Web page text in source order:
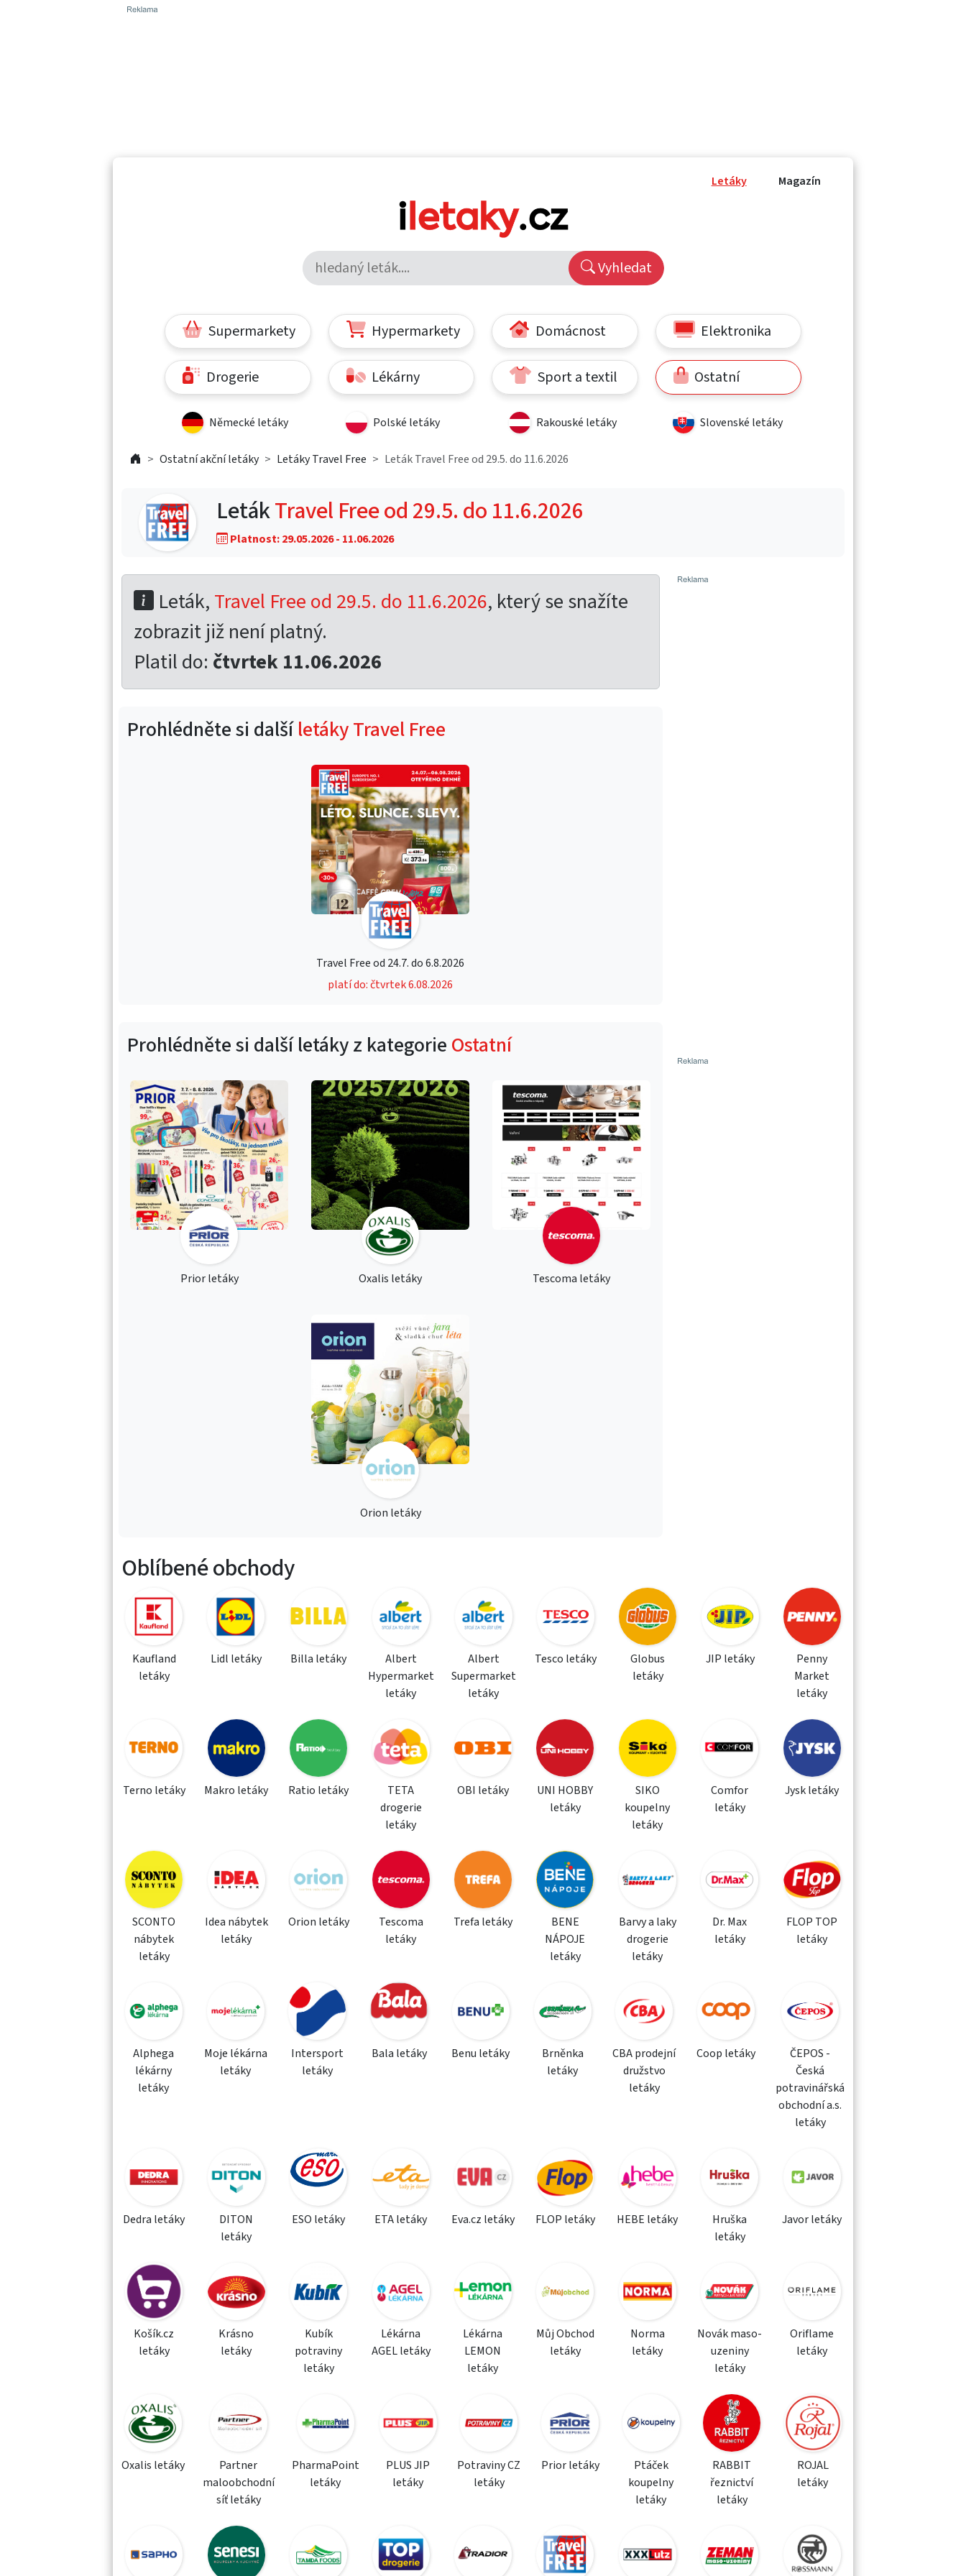
Letáky Magazín
Vyhledat
Supermarkety Hypermarkety Domácnost Elektronika
Drogerie Lékárny Sport a textil Ostatní
Německé letáky Polské letáky Rakouské letáky Slovenské letáky
Ostatní akční letáky Letáky Travel Free Leták Travel Free od 29.5. do 11.6.2026
LetákTravel Free od 29.5. do 11.6.2026
Platnost: 29.05.2026 - 11.06.2026
Leták, Travel Free od 29.5. do 11.6.2026, který se snažíte
zobrazit již není platný.
Platil do: čtvrtek 11.06.2026
Prohlédněte si dalšíletáky Travel Free
Travel Free od 24.7. do 6.8.2026
platí do: čtvrtek 6.08.2026
Prohlédněte si další letáky z kategorie Ostatní
Prior letáky Oxalis letáky Tescoma letáky
Orion letáky
Oblíbené obchody
Kaufland
letáky
Lidl letáky Billa letáky
Albert
Hypermarket
letáky
Albert
Supermarket
letáky
Tesco letáky
Globus
letáky
JIP letáky
Penny
Market
letáky
Terno letáky Makro letáky Ratio letáky
TETA
drogerie
letáky
OBI letáky
UNI HOBBY
letáky
SIKO
koupelny
letáky
Comfor
letáky
Jysk letáky
SCONTO
nábytek
letáky
Idea nábytek
letáky
Orion letáky
Tescoma
letáky
Trefa letáky
BENE
NÁPOJE
letáky
Barvy a laky
drogerie
letáky
Dr. Max
letáky
FLOP TOP
letáky
Alphega
lékárny
letáky
Moje lékárna
letáky
Intersport
letáky
Bala letáky Benu letáky
Brněnka
letáky
CBA prodejní
družstvo
letáky
Coop letáky
ČEPOS -
Česká
potravinářská
obchodní a.s.
letáky
Dedra letáky
DITON
letáky
ESO letáky ETA letáky Eva.cz letáky FLOP letáky HEBE letáky
Hruška
letáky
Javor letáky
Košík.cz
letáky
Krásno
letáky
Kubík
potraviny
letáky
Lékárna
AGEL letáky
Lékárna
LEMON
letáky
Můj Obchod
letáky
Norma
letáky
Novák maso-
uzeniny
letáky
Oriflame
letáky
Oxalis letáky
Partner
maloobchodní
síť letáky
PharmaPoint
letáky
PLUS JIP
letáky
Potraviny CZ
letáky
Prior letáky
Ptáček
koupelny
letáky
RABBIT
řeznictví
letáky
ROJAL
letáky